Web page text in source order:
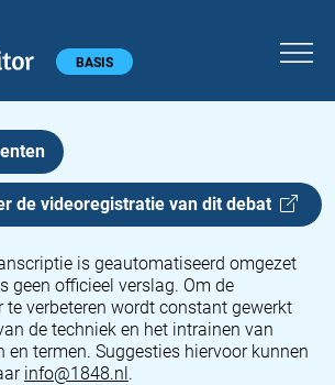
BASIS
de videoregistratie van dit debat
is geautomatiseerd omgezet
geen officieel verslag. Om de
te verbeteren wordt constant gewerkt
de techniek en het intrainen van
en termen. Suggesties hiervoor kunnen
info@1848.nl.